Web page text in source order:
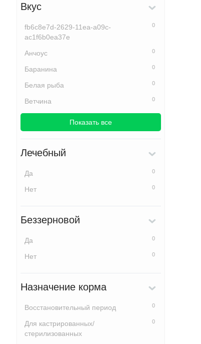
Вкус
fb6c8e7d-2629-11ea-a09c-
ac1f6b0ea37e
0
Анчоус 0
Баранина 0
Белая рыба 0
Ветчина 0
Показать все
Лечебный
Да 0
Нет 0
Беззерновой
Да 0
Нет 0
Назначение корма
Восстановительный период 0
Для кастрированных/
стерилизованных
0